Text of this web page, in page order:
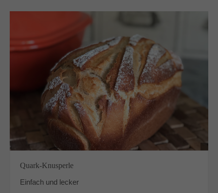
Quark-Knusperle
Einfach und lecker